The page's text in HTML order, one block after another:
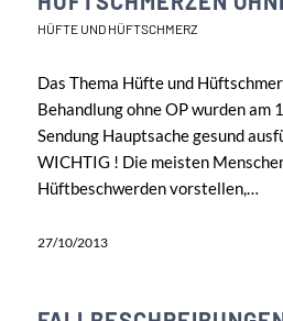
HÜFTE UND HÜFTSCHMERZ
Das Thema Hüfte und
Behandlung ohne OP wurden am
Sendung Hauptsache gesund
WICHTIG ! Die meisten
Hüftbeschwerden vorstellen,…
27/10/2013